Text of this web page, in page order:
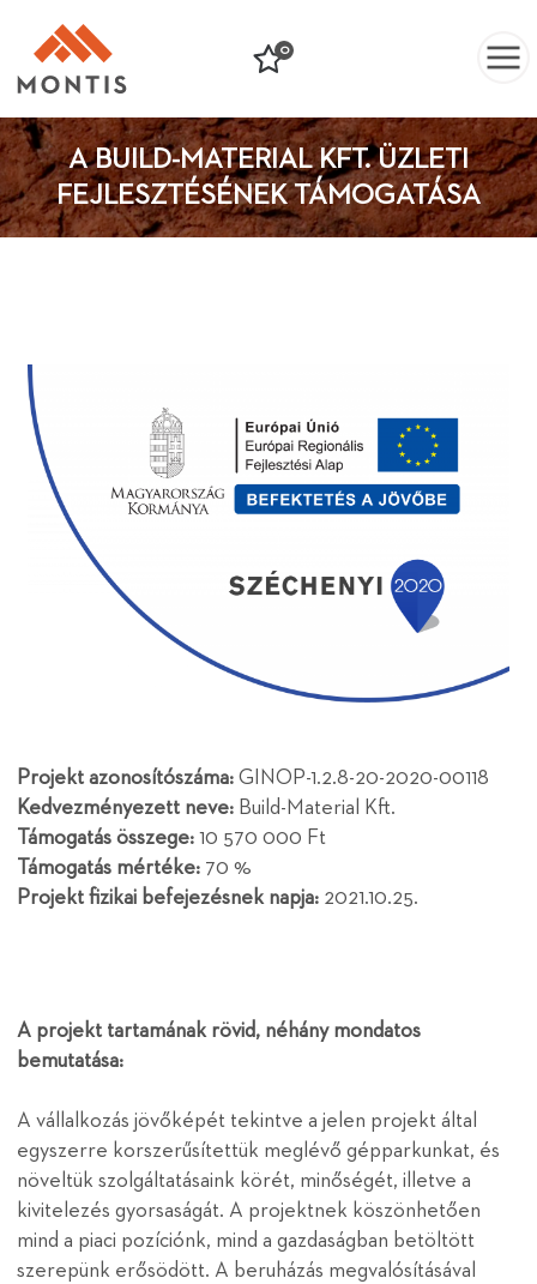
0
A BUILD-MATERIAL KFT. ÜZLETI
FEJLESZTÉSÉNEK TÁMOGATÁSA
Projekt azonosítószáma: GINOP-1.2.8-20-2020-00118
Kedvezményezett neve: Build-Material Kft.
Támogatás összege: 10 570 000 Ft
Támogatás mértéke: 70 %
Projekt fizikai befejezésnek napja: 2021.10.25.
A projekt tartamának rövid, néhány mondatos
bemutatása:
A vállalkozás jövőképét tekintve a jelen projekt által
egyszerre korszerűsítettük meglévő gépparkunkat, és
növeltük szolgáltatásaink körét, minőségét, illetve a
kivitelezés gyorsaságát. A projektnek köszönhetően
mind a piaci pozíciónk, mind a gazdaságban betöltött
szerepünk erősödött. A beruházás megvalósításával